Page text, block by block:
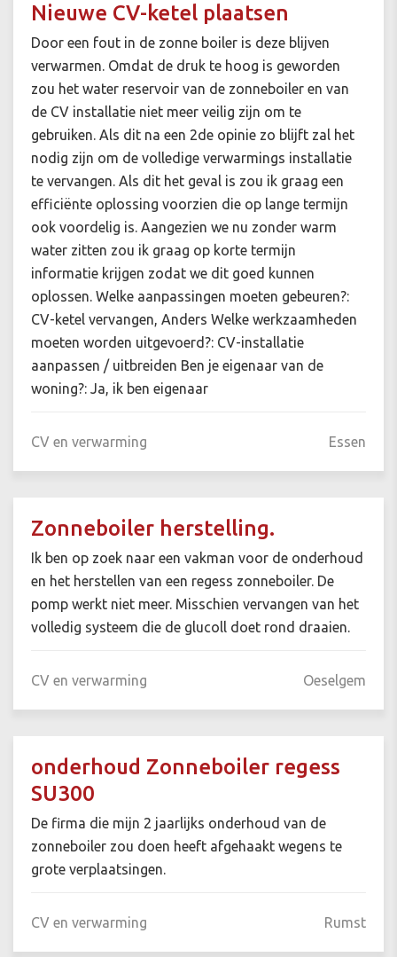
Nieuwe CV-ketel plaatsen
Door een fout in de zonne boiler is deze blijven
verwarmen. Omdat de druk te hoog is geworden
zou het water reservoir van de zonneboiler en van
de CV installatie niet meer veilig zijn om te
gebruiken. Als dit na een 2de opinie zo blijft zal het
nodig zijn om de volledige verwarmings installatie
te vervangen. Als dit het geval is zou ik graag een
efficiënte oplossing voorzien die op lange termijn
ook voordelig is. Aangezien we nu zonder warm
water zitten zou ik graag op korte termijn
informatie krijgen zodat we dit goed kunnen
oplossen. Welke aanpassingen moeten gebeuren?:
CV-ketel vervangen, Anders Welke werkzaamheden
moeten worden uitgevoerd?: CV-installatie
aanpassen / uitbreiden Ben je eigenaar van de
woning?: Ja, ik ben eigenaar
CV en verwarming Essen
Zonneboiler herstelling.
Ik ben op zoek naar een vakman voor de onderhoud
en het herstellen van een regess zonneboiler. De
pomp werkt niet meer. Misschien vervangen van het
volledig systeem die de glucoll doet rond draaien.
CV en verwarming Oeselgem
onderhoud Zonneboiler regess
SU300
De firma die mijn 2 jaarlijks onderhoud van de
zonneboiler zou doen heeft afgehaakt wegens te
grote verplaatsingen.
CV en verwarming Rumst